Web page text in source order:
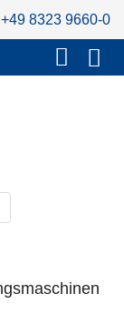
+49 8323 9660-0